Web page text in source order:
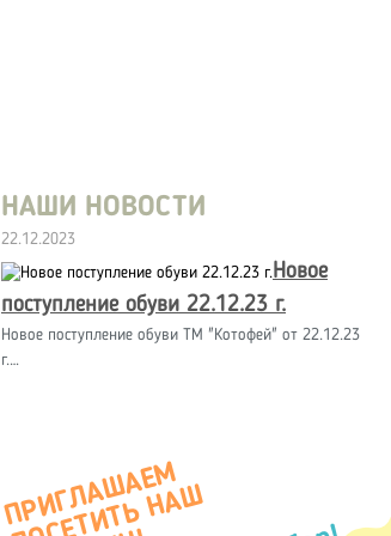
НАШИ НОВОСТИ
22.12.2023
Новое
поступление обуви 22.12.23 г.
Новое поступление обуви ТМ "Котофей" от 22.12.23
г.…
П
Р
И
Г
А
Ш
А
Е
М
О
С
Е
Т
И
Т
Ь
Н
А
М
А
Г
А
З
И